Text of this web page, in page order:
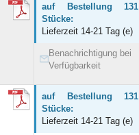
auf Bestellung 131
Stücke:
Lieferzeit 14-21 Tag (e)
Benachrichtigung bei
Verfügbarkeit
auf Bestellung 131
Stücke:
Lieferzeit 14-21 Tag (e)